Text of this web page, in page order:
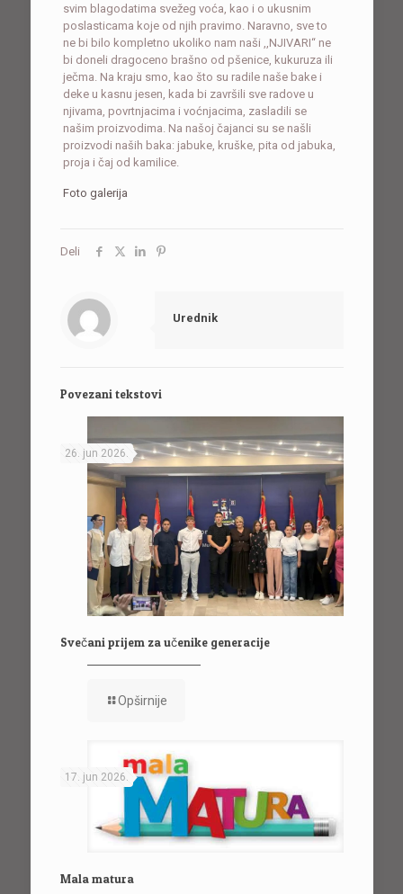
svim blagodatima svežeg voća, kao i o ukusnim
poslasticama koje od njih pravimo. Naravno, sve to
ne bi bilo kompletno ukoliko nam naši ,,NJIVARI“ ne
bi doneli dragoceno brašno od pšenice, kukuruza ili
ječma. Na kraju smo, kao što su radile naše bake i
deke u kasnu jesen, kada bi završili sve radove u
njivama, povrtnjacima i voćnjacima, zasladili se
našim proizvodima. Na našoj čajanci su se našli
proizvodi naših baka: jabuke, kruške, pita od jabuka,
proja i čaj od kamilice.
Foto galerija
Deli
Urednik
Povezani tekstovi
26. jun 2026.
Svečani prijem za učenike generacije
Opširnije
17. jun 2026.
Mala matura